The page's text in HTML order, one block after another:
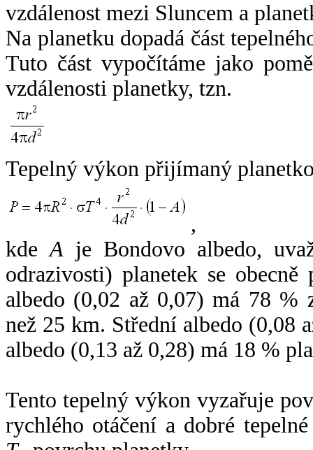
vzdálenost mezi Sluncem a
Na planetku dopadá část
Tuto část vypočítáme jako
vzdálenosti planetky, tzn.
Tepelný výkon přijímaný
,
kdeA je Bondovo albedo,
odrazivosti) planetek se
albedo (0,02 až 0,07) má 78 %
než 25 km. Střední albedo (0,08
albedo (0,13 až 0,28) má 18 %
Tento tepelný výkon vyzařuje
rychlého otáčení a dobré